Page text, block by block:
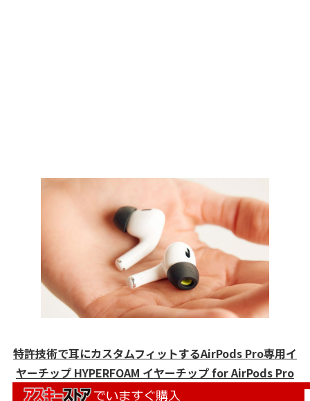
特許技術で耳にカスタムフィットするAirPods Pro専用イ
ヤーチップ HYPERFOAM イヤーチップ for AirPods Pro